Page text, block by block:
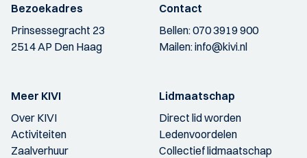
Bezoekadres
Prinsessegracht 23
2514 AP Den Haag
Contact
Bellen:070 3919 900
Mailen:info@kivi.nl
Meer KIVI
Over KIVI
Activiteiten
Zaalverhuur
Lidmaatschap
Direct lid worden
Ledenvoordelen
Collectief lidmaatschap